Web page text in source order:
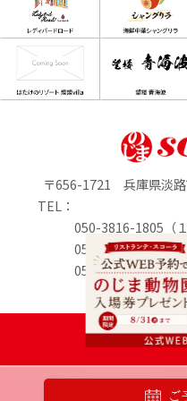
ご
〒656-1721 兵庫県淡路
TEL：
050-3816-1805（
050-3816-0895（1
050-3816-2213（
定休
Copyright © 2021